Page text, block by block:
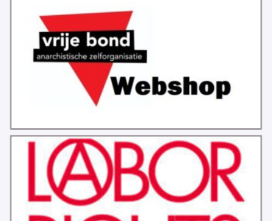
CONTACT
GROEPEN
ANARCHISTISCHE GROEP A’DAM
ANARCHISTISCH COLLECTIEF BRUGGE
VB AMSTERDAM
VRIJ COLLECTIEF KORTRIJK